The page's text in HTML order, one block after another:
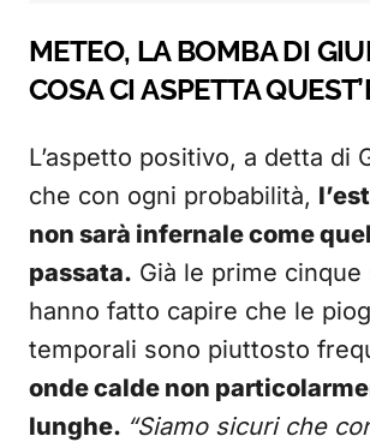
METEO, LA BOMBA DI
COSA CI ASPETTA
L’aspetto positivo, a detta di
che con ogni probabilità,
non sarà infernale come
passata. Già le prime
hanno fatto capire che le
temporali sono piuttosto
onde calde non
lunghe. “Siamo sicuri che